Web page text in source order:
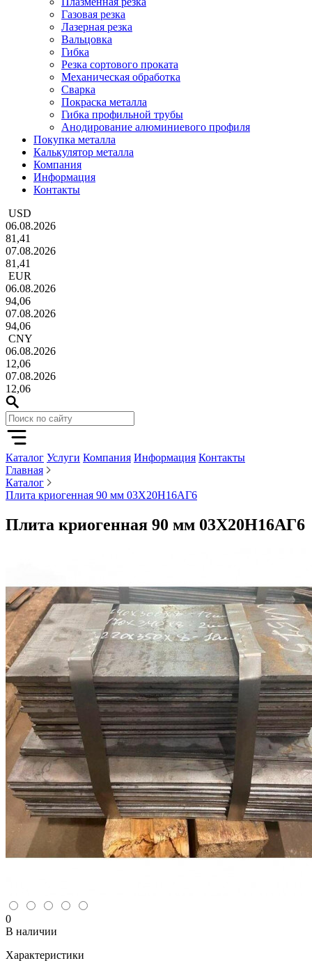
Газовая резка
Лазерная резка
Вальцовка
Гибка
Резка сортового проката
Механическая обработка
Сварка
Покраска металла
Гибка профильной трубы
Анодирование алюминиевого профиля
Покупка металла
Калькулятор металла
Компания
Информация
Контакты
USD
06.08.2026
81,41
07.08.2026
81,41
EUR
06.08.2026
94,06
07.08.2026
94,06
CNY
06.08.2026
12,06
07.08.2026
12,06
Каталог Услуги Компания Информация Контакты
Главная
Каталог
Плита криогенная 90 мм 03Х20Н16АГ6
Плита криогенная 90 мм 03Х20Н16АГ6
0
В наличии
Характеристики